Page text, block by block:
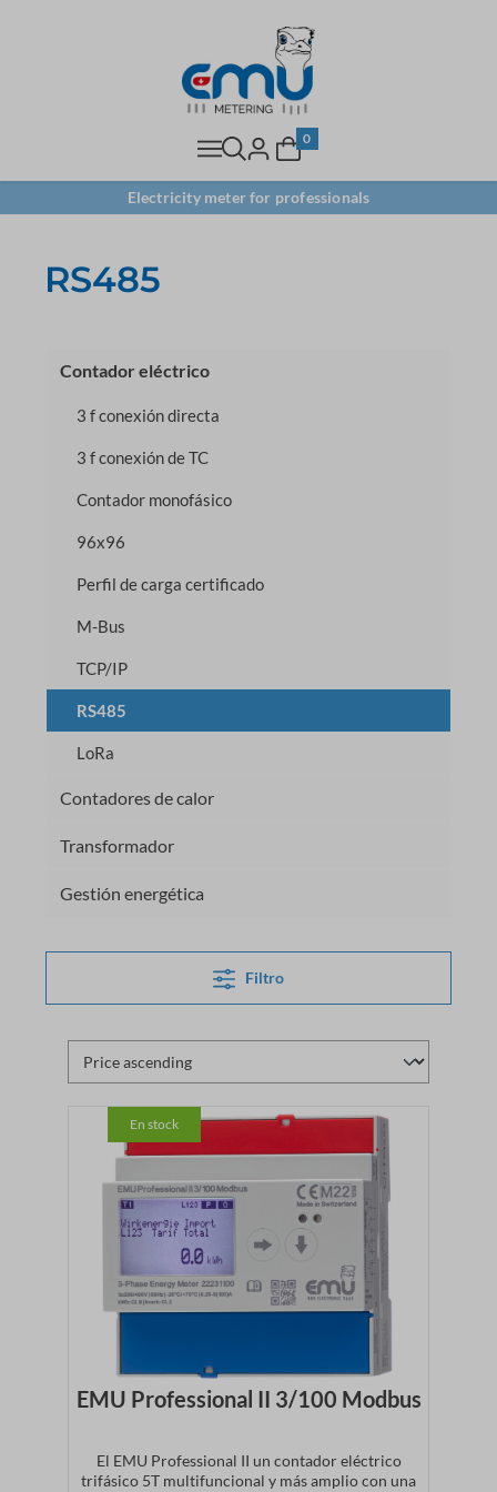
0
Electricity meter for professionals
RS485
Contador eléctrico
3 f conexión directa
3 f conexión de TC
Contador monofásico
96x96
Perfil de carga certificado
M-Bus
TCP/IP
RS485
LoRa
Contadores de calor
Transformador
Gestión energética
Filtro
En stock
EMU Professional II 3/100 Modbus
El EMU Professional II un contador eléctrico
trifásico 5T multifuncional y más amplio con una